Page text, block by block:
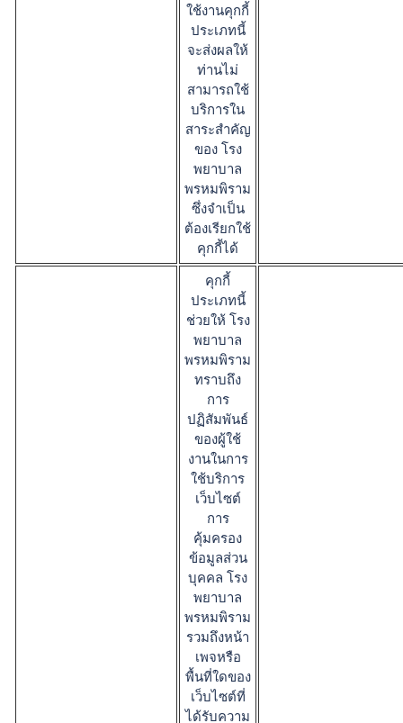
ใช้งานคุกกี้
ประเภทนี้
จะส่งผลให้
ท่านไม่
สามารถใช้
บริการใน
สาระสำคัญ
ของ โรง
พยาบาล
พรหมพิราม
ซึ่งจำเป็น
ต้องเรียกใช้
คุกกี้ได้
คุกกี้
ประเภทนี้
ช่วยให้ โรง
พยาบาล
พรหมพิราม
ทราบถึง
การ
ปฏิสัมพันธ์
ของผู้ใช้
งานในการ
ใช้บริการ
เว็บไซต์
การ
คุ้มครอง
ข้อมูลส่วน
บุคคล โรง
พยาบาล
พรหมพิราม
รวมถึงหน้า
เพจหรือ
พื้นที่ใดของ
เว็บไซต์ที่
ได้รับความ